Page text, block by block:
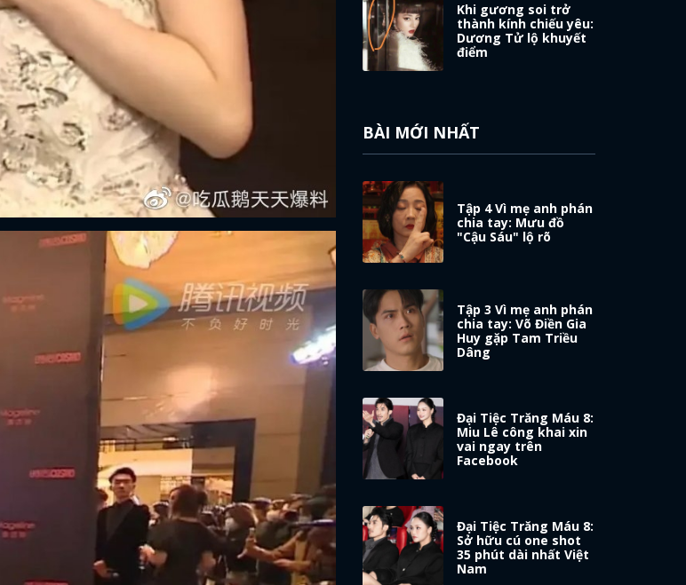
Khi gương soi trở
thành kính chiếu yêu:
Dương Tử lộ khuyết
điểm
BÀI MỚI NHẤT
Tập 4 Vì mẹ anh phán
chia tay: Mưu đồ
"Cậu Sáu" lộ rõ
Tập 3 Vì mẹ anh phán
chia tay: Võ Điền Gia
Huy gặp Tam Triều
Dâng
Đại Tiệc Trăng Máu 8:
Miu Lê công khai xin
vai ngay trên
Facebook
Đại Tiệc Trăng Máu 8:
Sở hữu cú one shot
35 phút dài nhất Việt
Nam